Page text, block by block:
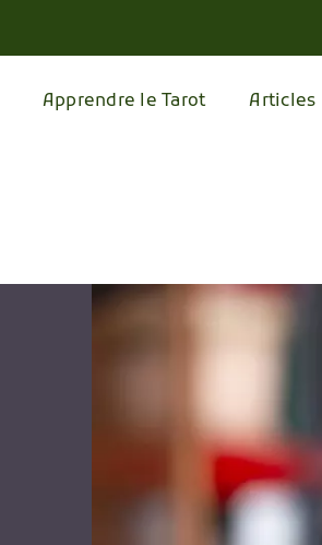
Apprendre le Tarot Articles